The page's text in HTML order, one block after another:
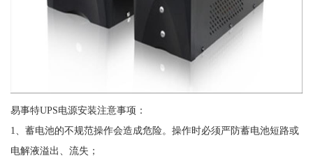
易事特UPS电源安装注意事项：
1、蓄电池的不规范操作会造成危险。操作时必须严防蓄电池短路或
电解液溢出、流失；